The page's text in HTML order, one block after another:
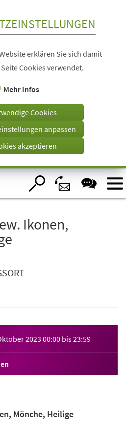
erklären Sie sich damit
Cookies verwendet.
Mehr Infos
Cookies
anpassen
akzeptieren
Ikonen,
2023 00:00 bis23:59
Mönche, Heilige